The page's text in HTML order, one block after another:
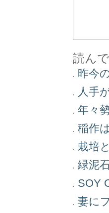
読ん
昨今
人手
年々
稲作
栽培
緑泥
SOY
妻に